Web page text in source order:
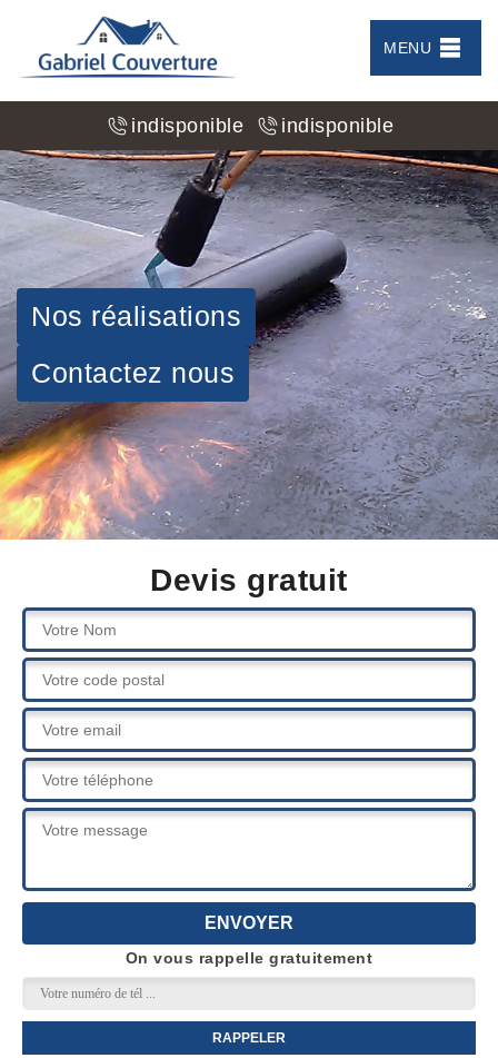
MENU
indisponible indisponible
Nos réalisations
Contactez nous
Devis gratuit
On vous rappelle gratuitement